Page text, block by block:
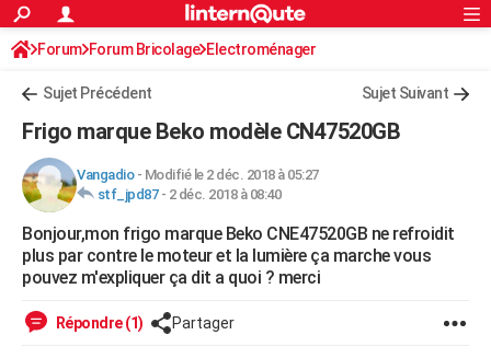
ACTUALITÉS
Politique
Société
Faits Divers
Education
Monde
Villes
+
FINANCE
Retraite
Impôts
Epargne
Immobilier
Risques naturels par ville
Banque
Assurance
Crédit
AUTO
Essais
Réserver un essai
Citadines
Berlines
SUV
Forum auto
+HIGH-TECH
Mobiles
Meilleur smartphone
Internet
Ordinateurs
Jeux vidéo
Guide high-tech
+
Forum
Aménagement intérieur
Extérieur
Cuisine
Salle de bains
Jardinage
Rangement
WEEK-END
S'inscrire
Connexion
Forum Forum Bricolage Electroménager
Sujet Précédent Sujet Suivant
Frigo marque Beko modèle CN47520GB
Vangadio- Modifié le 2 déc. 2018 à 05:27
stf_jpd87- 2 déc. 2018 à 08:40
Bonjour,mon frigo marque Beko CNE47520GB ne refroidit
plus par contre le moteur et la lumière ça marche vous
pouvez m'expliquer ça dit a quoi ? merci
Répondre (1) Partager